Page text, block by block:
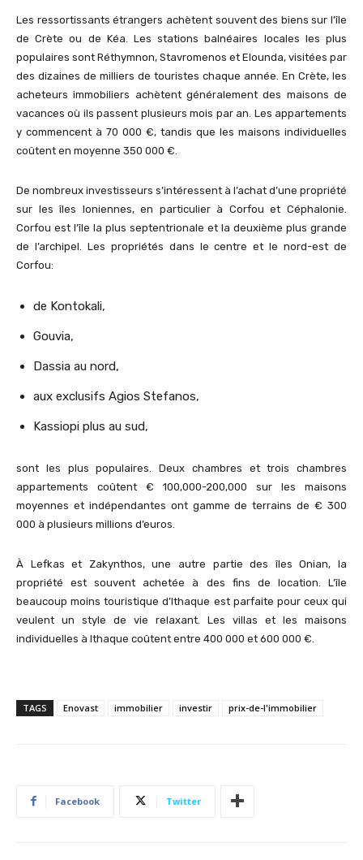
Les ressortissants étrangers achètent souvent des biens sur l’île
de Crète ou de Kéa. Les stations balnéaires locales les plus
populaires sont Réthymnon, Stavromenos et Elounda, visitées par
des dizaines de milliers de touristes chaque année. En Crète, les
acheteurs immobiliers achètent généralement des maisons de
vacances où ils passent plusieurs mois par an. Les appartements
y commencent à 70 000 €, tandis que les maisons individuelles
coûtent en moyenne 350 000 €.
De nombreux investisseurs s’intéressent à l’achat d’une propriété
sur les îles Ioniennes, en particulier à Corfou et Céphalonie.
Corfou est l’île la plus septentrionale et la deuxième plus grande
de l’archipel. Les propriétés dans le centre et le nord-est de
Corfou:
de Kontokali,
Gouvia,
Dassia au nord,
aux exclusifs Agios Stefanos,
Kassiopi plus au sud,
sont les plus populaires. Deux chambres et trois chambres
appartements coûtent € 100,000-200,000 sur les maisons
moyennes et indépendantes ont gamme de terrains de € 300
000 à plusieurs millions d’euros.
À Lefkas et Zakynthos, une autre partie des îles Onian, la
propriété est souvent achetée à des fins de location. L’île
beaucoup moins touristique d’Ithaque est parfaite pour ceux qui
veulent un style de vie relaxant. Les villas et les maisons
individuelles à Ithaque coûtent entre 400 000 et 600 000 €.
TAGS Enovast immobilier investir prix-de-l'immobilier
Facebook Twitter